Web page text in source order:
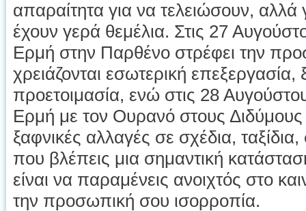
απαραίτητα για να τελειώσουν, αλλά
έχουν γερά θεμέλια. Στις 27
Ερμή στην Παρθένο στρέφει την
χρειάζονται εσωτερική επεξεργασία,
προετοιμασία, ενώ στις 28
Ερμή με τον Ουρανό στους
ξαφνικές αλλαγές σε σχέδια,
που βλέπεις μια σημαντική
είναι να παραμένεις ανοιχτός στο
την προσωπική σου ισορροπία.